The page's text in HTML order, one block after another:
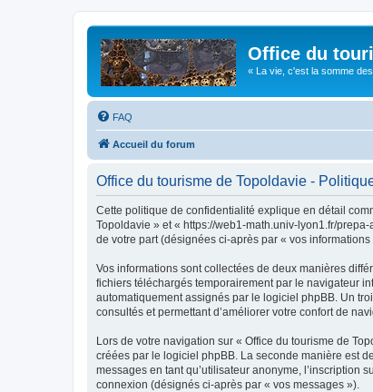
Office du
« La vie, c'est la somme
FAQ
Accueil du forum
Office du tourisme de Topoldavie -
Cette politique de confidentialité explique en détail
Topoldavie » et « https://web1-math.univ-lyon1.fr/
de votre part (désignées ci-après par « vos informations
Vos informations sont collectées de deux manières
fichiers téléchargés temporairement par le navigateur
automatiquement assignés par le logiciel phpBB. Un
consultés et permettant d’améliorer votre confort de
Lors de votre navigation sur « Office du tourisme de
créées par le logiciel phpBB. La seconde manière est
messages en tant qu’utilisateur anonyme, l’inscription
connexion (désignés ci-après par « vos messages »).